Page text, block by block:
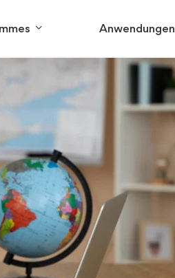
Anwendungen